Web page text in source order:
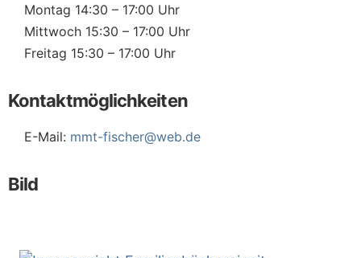
Montag 14:30 – 17:00 Uhr
Mittwoch 15:30 – 17:00 Uhr
Freitag 15:30 – 17:00 Uhr
Kontaktmöglichkeiten
E-Mail: mmt-fischer@web.de
Bild